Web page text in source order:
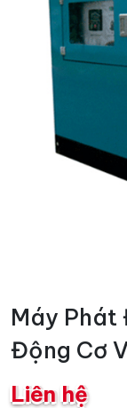
Máy Phát
Động Cơ
Liên hệ